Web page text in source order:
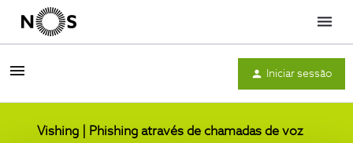
Menu
Iniciar sessão
Vishing | Phishing através de chamadas de voz